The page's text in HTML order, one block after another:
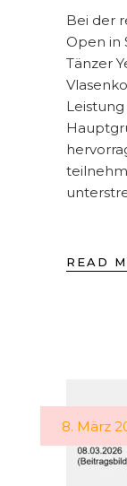
Bei der
Open in
Tänzer
READ
8. März